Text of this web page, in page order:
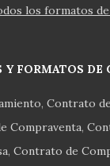
los formatos
Y FORMATOS DE
Contrato
Compraventa
Contrato de